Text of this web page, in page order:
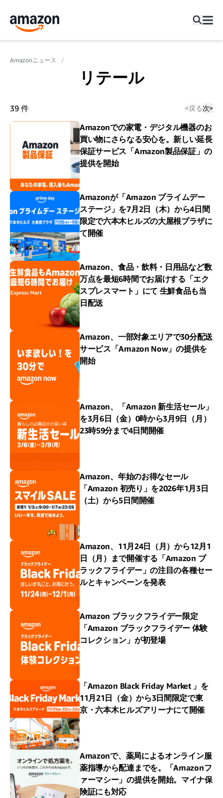
Amazonニュース
リテール
39 件 <戻る次>
Amazonでの家電・デジタル機器のお
買い物にさらなる安心を。新しい延長
保証サービス「Amazon製品保証」の
提供を開始
Amazonが「Amazon プライムデー
ステージ」を7月2日（木）から4日間
限定で六本木ヒルズの大屋根プラザに
て開催
Amazon、食品・飲料・日用品など数
万点を最短6時間でお届けする「エク
スプレスマート」にて 生鮮食品も当
日配送
Amazon、一部対象エリアで30分配送
サービス「Amazon Now」の提供を
開始
Amazon、「Amazon 新生活セール」
を3月6日（金）0時から3月9日（月）
23時59分まで4日間開催
Amazon、年始のお得なセール
「Amazon 初売り」を2026年1月3日
（土）から5日間開催
Amazon、11月24日（月）から12月1
日（月）まで開催する「Amazon ブ
ラックフライデー」の注目の各種セー
ルとキャンペーンを発表
Amazon ブラックフライデー限定
「Amazon ブラックフライデー 体験
コレクション」が初登場
「Amazon Black Friday Market 」を
11月21日（金）から3日間限定で東
京・六本木ヒルズアリーナにて開催
Amazonで、薬局によるオンライン服
薬指導から配達までを。「Amazonフ
ァーマシー」の提供を開始。マイナ保
険証にも対応